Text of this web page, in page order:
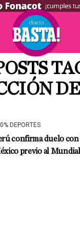
DEPORTES
confirma duelo con
previo al